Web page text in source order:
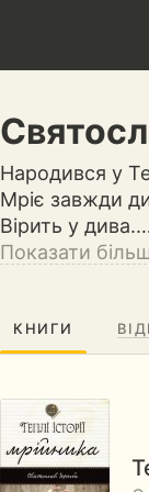
Народився у
Мріє завжди
Вірить у
Показати
КНИГИ